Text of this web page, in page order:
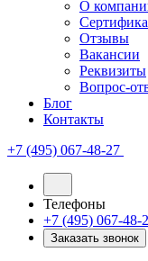
О
Отзывы
Вакансии
Реквизиты
Вопрос-
Блог
Контакты
+7 (495) 067-48-27
Телефоны
+7 (495) 067-48-
Заказать звонок